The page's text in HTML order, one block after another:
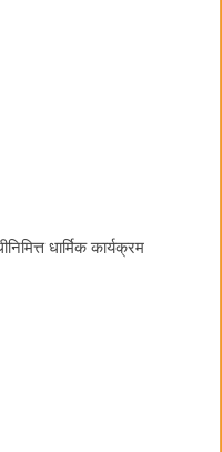
धार्मिक कार्यक्रम